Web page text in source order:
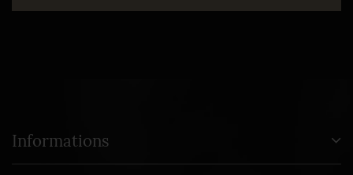
Informations